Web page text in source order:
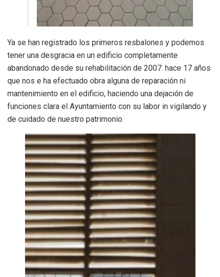
Ya se han registrado los primeros resbalones y podemos
tener una desgracia en un edificio completamente
abandonado desde su rehabilitación de 2007. hace 17 años
que nos e ha efectuado obra alguna de reparación ni
mantenimiento en el edificio, haciendo una dejación de
funciones clara el Ayuntamiento con su labor in vigilando y
de cuidado de nuestro patrimonio.